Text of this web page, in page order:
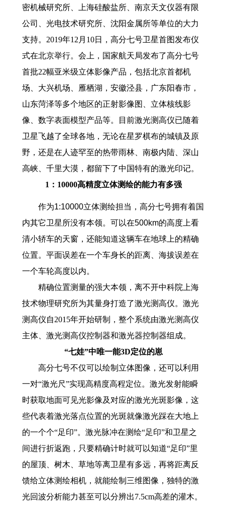
密机械研究所、上海硅酸盐所、南京天文仪器有限
公司、光电技术研究所、沈阳金属所等单位的大力
支持。2019年12月10日，高分七号卫星首图发布仪
式在北京举行。会上，国家航天局发布了高分七号
首批22幅亚米级立体影像产品，包括北京首都机
场、大兴机场、雁栖湖，安徽泾县，广东阳春市，
山东菏泽等多个地区的正射影像图、立体核线影
像、数字表面模型产品等。目前激光测高仪已随着
卫星飞越了全球各地，无论在星罗棋布的城镇及原
野，还是在人迹罕至的热带雨林、南极内陆、深山
高峡、千里大漠，都留下了中国特有的激光印记。
1：10000高精度立体测绘的能力有多强
作为1:10000立体测绘担当，高分七号拥有着国
内其它卫星所没有本领。可以在500km的高度上看
清小轿车的天窗，还能知道这辆车在地球上的精确
位置。平面误差在一个车身长的距离、海拔误差在
一个车轮高度以内。
精确位置测量的强大本领，离不开中科院上海
技术物理研究所为其量身打造了激光测高仪。激光
测高仪自2015年开始研制，整个系统由激光测高仪
主体、激光测高仪控制器和激光器控制器组成。
“七娃”中唯一能3D定位的崽
高分七号不仅可以绘制立体图像，还可以利用
一对“激光尺”实现高精度高程定位。激光发射能瞬
时获取地面可见光影像及对应的激光光斑影像，这
些代表着激光落点位置的光斑就像激光踩在大地上
的一个个“足印”。激光脉冲在测绘“足印”和卫星之
间进行折返跑，只要精确计时就可以知道“足印”里
的屋顶、树木、草地等离卫星有多远，再将距离反
馈给立体测绘相机，就能绘制三维图像，独特的激
光回波分析能力甚至可以分辨出7.5cm高差的灌木。